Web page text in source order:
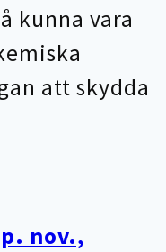
kunna vara
att skydda
nov.,